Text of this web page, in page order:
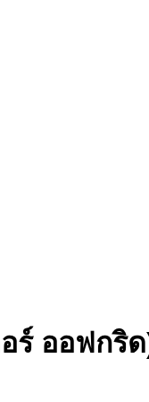
ร์ ออฟกริ